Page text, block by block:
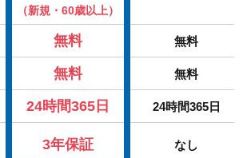
（新規・60歳以上）
無料 無料
無料 無料
24時間365日 24時間365日
3年保証 なし